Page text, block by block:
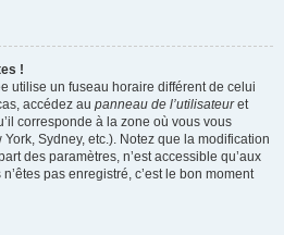
!
utilise un fuseau horaire différent de celui
accédez au panneau de l’utilisateuret
corresponde à la zone où vous vous
Sydney, etc.). Notez que la modification
des paramètres, n’est accessible qu’aux
pas enregistré, c’est le bon moment